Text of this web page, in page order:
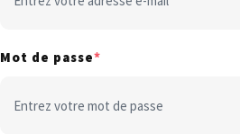
Mot de passe*